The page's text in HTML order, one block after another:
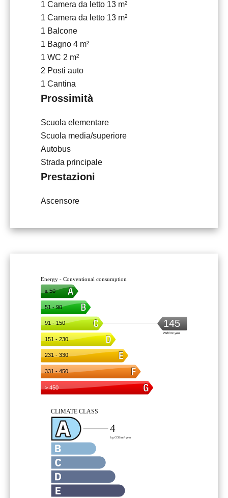
1 Camera da letto 13 m²
1 Camera da letto 13 m²
1 Balcone
1 Bagno 4 m²
1 WC 2 m²
2 Posti auto
1 Cantina
Prossimità
Scuola elementare
Scuola media/superiore
Autobus
Strada principale
Prestazioni
Ascensore